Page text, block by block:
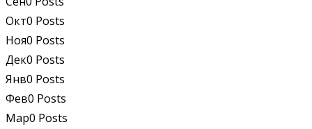
Окт0 Posts
Ноя0 Posts
Дек0 Posts
Янв0 Posts
Фев0 Posts
Мар0 Posts